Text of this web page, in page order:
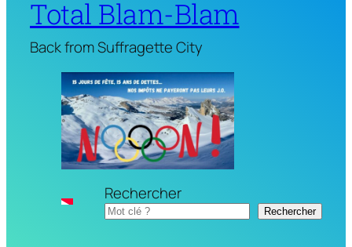
Total Blam-Blam
Back from Suffragette City
Rechercher
Rechercher